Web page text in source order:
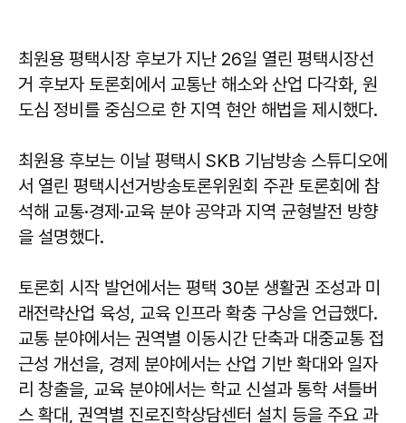
최원용 평택시장 후보가 지난 26일 열린 평택시장선
거 후보자 토론회에서 교통난 해소와 산업 다각화, 원
도심 정비를 중심으로 한 지역 현안 해법을 제시했다.
최원용 후보는 이날 평택시 SKB 기남방송 스튜디오에
서 열린 평택시선거방송토론위원회 주관 토론회에 참
석해 교통·경제·교육 분야 공약과 지역 균형발전 방향
을 설명했다.
토론회 시작 발언에서는 평택 30분 생활권 조성과 미
래전략산업 육성, 교육 인프라 확충 구상을 언급했다.
교통 분야에서는 권역별 이동시간 단축과 대중교통 접
근성 개선을, 경제 분야에서는 산업 기반 확대와 일자
리 창출을, 교육 분야에서는 학교 신설과 통학 셔틀버
스 확대, 권역별 진로진학상담센터 설치 등을 주요 과